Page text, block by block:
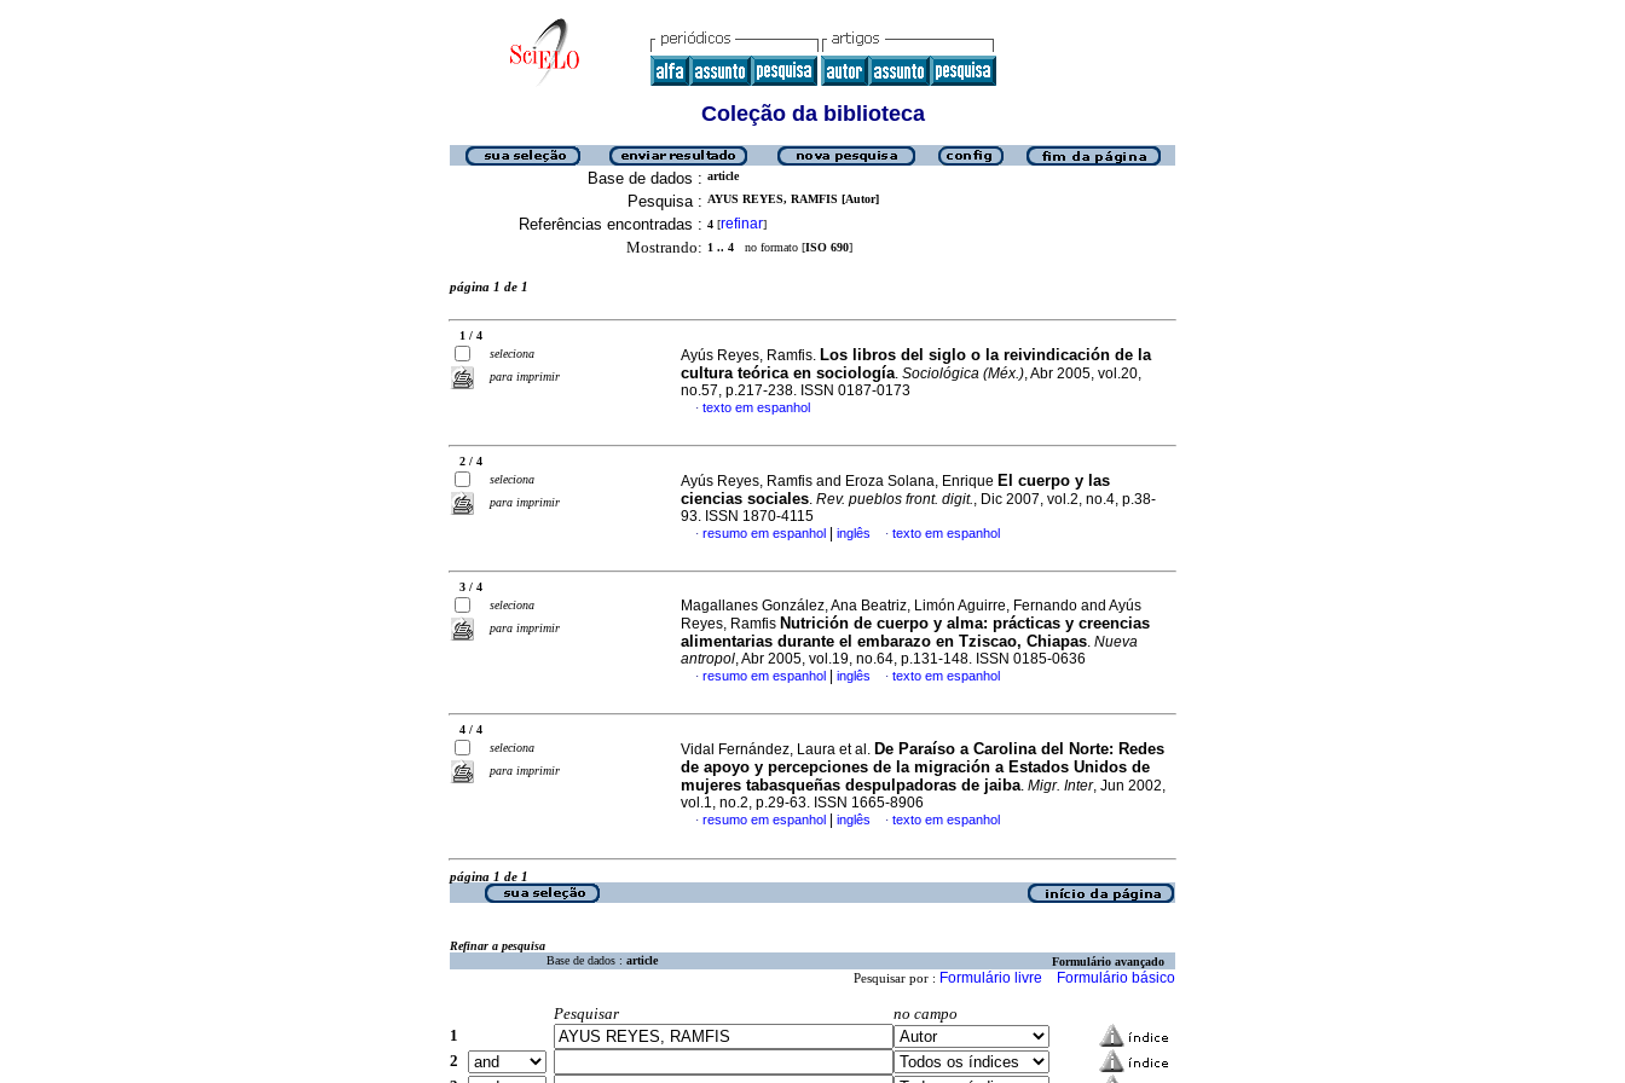
Coleção da biblioteca
Base de dados : article
Pesquisa : AYUS REYES, RAMFIS [Autor]
Referências encontradas : 4 [refinar]
Mostrando: 1 .. 4 no formato [ISO 690]
página 1 de 1
1 / 4
seleciona
para imprimir
Ayús Reyes, Ramfis. Los libros del siglo o la reivindicación de la
cultura teórica en sociología. Sociológica (Méx.), Abr 2005, vol.20,
no.57, p.217-238. ISSN 0187-0173
· texto em espanhol
2 / 4
seleciona
para imprimir
Ayús Reyes, Ramfis and Eroza Solana, Enrique El cuerpo y las
ciencias sociales. Rev. pueblos front. digit., Dic 2007, vol.2, no.4, p.38-
93. ISSN 1870-4115
· resumo em espanhol inglês · texto em espanhol
3 / 4
seleciona
para imprimir
Magallanes González, Ana Beatriz, Limón Aguirre, Fernando and Ayús
Reyes, Ramfis Nutrición de cuerpo y alma: prácticas y creencias
alimentarias durante el embarazo en Tziscao, Chiapas. Nueva
antropol, Abr 2005, vol.19, no.64, p.131-148. ISSN 0185-0636
· resumo em espanhol inglês · texto em espanhol
4 / 4
seleciona
para imprimir
Vidal Fernández, Laura et al. De Paraíso a Carolina del Norte: Redes
de apoyo y percepciones de la migración a Estados Unidos de
mujeres tabasqueñas despulpadoras de jaiba. Migr. Inter, Jun 2002,
vol.1, no.2, p.29-63. ISSN 1665-8906
· resumo em espanhol inglês · texto em espanhol
página 1 de 1
Refinar a pesquisa
Base de dados : article Formulário avançado
Pesquisar por : Formulário livre Formulário básico
Pesquisar
no campo
1
2